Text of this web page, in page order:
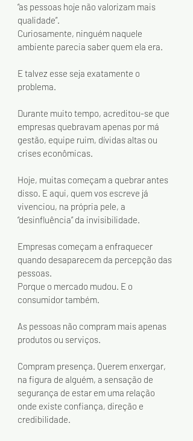
“as pessoas hoje não valorizam mais
qualidade”.
Curiosamente, ninguém naquele
ambiente parecia saber quem ela era.
E talvez esse seja exatamente o
problema.
Durante muito tempo, acreditou-se que
empresas quebravam apenas por má
gestão, equipe ruim, dívidas altas ou
crises econômicas.
Hoje, muitas começam a quebrar antes
disso. E aqui, quem vos escreve já
vivenciou, na própria pele, a
“desinfluência” da invisibilidade.
Empresas começam a enfraquecer
quando desaparecem da percepção das
pessoas.
Porque o mercado mudou. E o
consumidor também.
As pessoas não compram mais apenas
produtos ou serviços.
Compram presença. Querem enxergar,
na figura de alguém, a sensação de
segurança de estar em uma relação
onde existe confiança, direção e
credibilidade.